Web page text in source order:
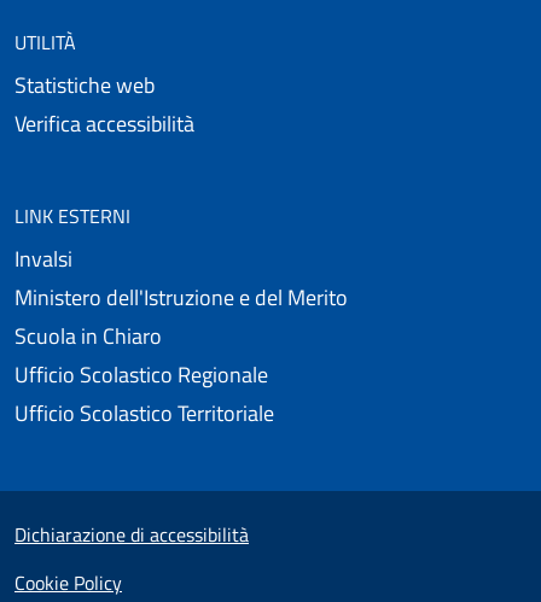
UTILITÀ
Statistiche web
Verifica accessibilità
LINK ESTERNI
Invalsi
Ministero dell'Istruzione e del Merito
Scuola in Chiaro
Ufficio Scolastico Regionale
Ufficio Scolastico Territoriale
Small prints
Dichiarazione di accessibilità
Cookie Policy